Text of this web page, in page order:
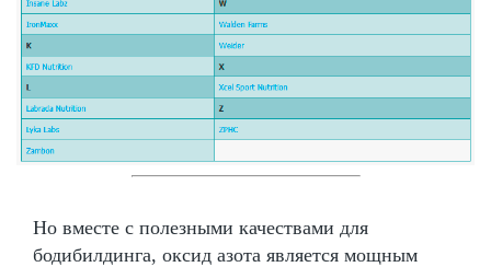
Но вместе с полезными качествами для
бодибилдинга, оксид азота является мощным